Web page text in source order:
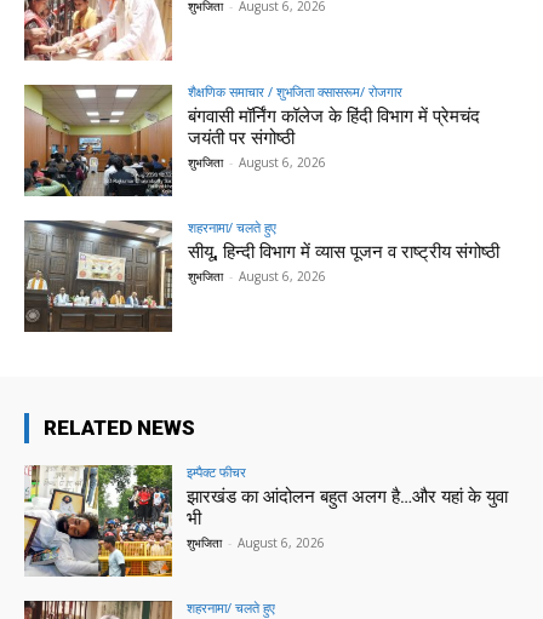
शुभजिता - August 6, 2026
शैक्षणिक समाचार / शुभजिता क्सासरूम/ रोजगार
बंगवासी मॉर्निंग कॉलेज के हिंदी विभाग में प्रेमचंद
जयंती पर संगोष्ठी
शुभजिता - August 6, 2026
शहरनामा/ चलते हुए
सीयू, हिन्दी विभाग में व्यास पूजन व राष्ट्रीय संगोष्ठी
शुभजिता - August 6, 2026
RELATED NEWS
इम्पैक्ट फीचर
झारखंड का आंदोलन बहुत अलग है…और यहां के युवा
भी
शुभजिता - August 6, 2026
शहरनामा/ चलते हुए